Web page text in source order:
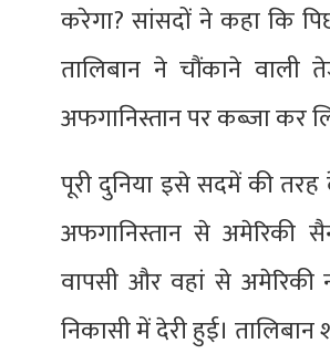
करेगा? सांसदों ने कहा कि
तालिबान ने चौंकाने वाली
अफगानिस्तान पर कब्जा कर
पूरी दुनिया इसे सदमें की तरह
अफगानिस्तान से अमेरिकी
वापसी और वहां से अमेरिकी
निकासी में देरी हुई।